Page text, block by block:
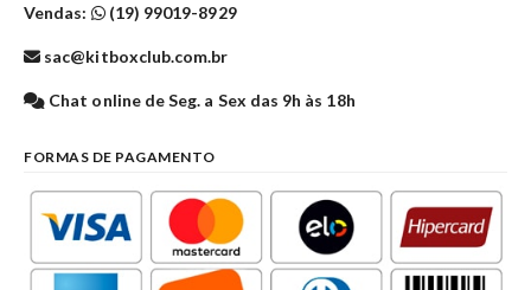
Vendas: (19) 99019-8929
sac@kitboxclub.com.br
Chat online de Seg. a Sex das 9h às 18h
FORMAS DE PAGAMENTO